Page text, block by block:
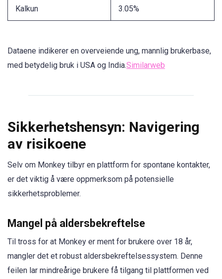
Kalkun 3.05%
Dataene indikerer en overveiende ung, mannlig brukerbase,
med betydelig bruk i USA og India.Similarweb
Sikkerhetshensyn: Navigering
av risikoene
Selv om Monkey tilbyr en plattform for spontane kontakter,
er det viktig å være oppmerksom på potensielle
sikkerhetsproblemer.
Mangel på aldersbekreftelse
Til tross for at Monkey er ment for brukere over 18 år,
mangler det et robust aldersbekreftelsessystem. Denne
feilen lar mindreårige brukere få tilgang til plattformen ved